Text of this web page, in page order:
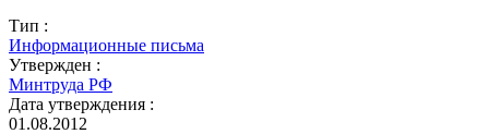
Тип :
Информационные письма
Утвержден :
Минтруда РФ
Дата утверждения :
01.08.2012